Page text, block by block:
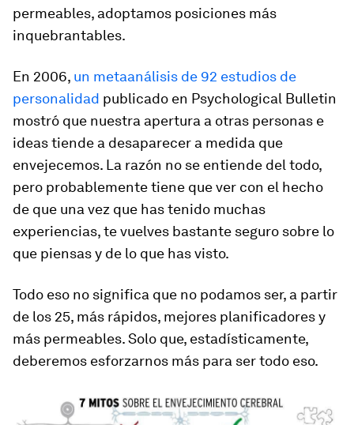
permeables, adoptamos posiciones más
inquebrantables.
En 2006, un metaanálisis de 92 estudios de
personalidad publicado en Psychological Bulletin
mostró que nuestra apertura a otras personas e
ideas tiende a desaparecer a medida que
envejecemos. La razón no se entiende del todo,
pero probablemente tiene que ver con el hecho
de que una vez que has tenido muchas
experiencias, te vuelves bastante seguro sobre lo
que piensas y de lo que has visto.
Todo eso no significa que no podamos ser, a partir
de los 25, más rápidos, mejores planificadores y
más permeables. Solo que, estadísticamente,
deberemos esforzarnos más para ser todo eso.